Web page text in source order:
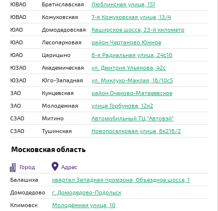
ЮВАО
Братиславская
Люблинская улица, 151
ЮВАО
Кожуховская
7-я Кожуховская улица, 13/4
ЮАО
Домодедовская
Каширское шоссе, 23-й километр
ЮАО
Лесопарковая
район Чертаново Южное
ЮАО
Царицыно
6-я Радиальная улица, 24с10
ЮЗАО
Академическая
ул. Дмитрия Ульянова, 42с
ЮЗАО
Юго-Западная
ул. Миклухо-Маклая, 16/10с5
ЗАО
Кунцевская
район Очаково-Матвеевское
ЗАО
Молодежная
улица Горбунова, 12к2
СЗАО
Митино
Автомобильный ТЦ "Автовэй"
СЗАО
Тушинская Новопоселковая улица, 6к216/2
Московская область
Город
Адрес
Балашиха
квартал Западная промзона, Объездное шоссе, 1
Домодедово
г. Домодедово-Подольск
Климовск
Молодёжная улица, 10